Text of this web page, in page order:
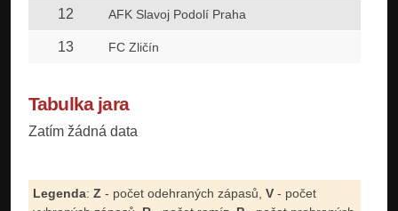
12 AFK Slavoj Podolí Praha
13 FC Zličín
Tabulka jara
Zatím žádná data
Legenda: Z - počet odehraných zápasů, V - počet